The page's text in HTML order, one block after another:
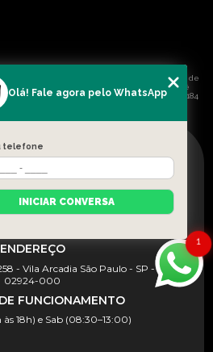
Automotivo Parque Colonial" é de
parcial ou total, mesmo citando nossos links, é
Crime de violação de direito autoral – artigo 184
9610/98 - Lei de direitos autorais
ENDEREÇO
- Vila Arcadia São Paulo - SP - CEP:
02924-000
FUNCIONAMENTO
às 18h) e Sab (08:30–13:00)
1
Olá! Fale agora pelo WhatsApp
telefone
INICIAR CONVERSA